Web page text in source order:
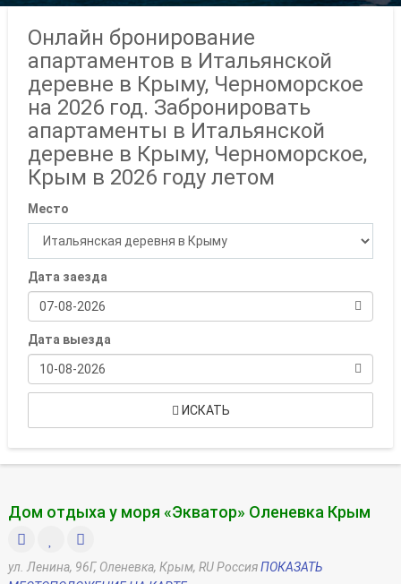
Онлайн бронирование
апартаментов в Итальянской
деревне в Крыму, Черноморское
на 2026 год. Забронировать
апартаменты в Итальянской
деревне в Крыму, Черноморское,
Крым в 2026 году летом
Место
Дата заезда
07-08-2026
Дата выезда
10-08-2026
ИСКАТЬ
Дом отдыха у моря «Экватор» Оленевка Крым
ул. Ленина, 96Г, Оленевка, Крым, RU РоссияПОКАЗАТЬ